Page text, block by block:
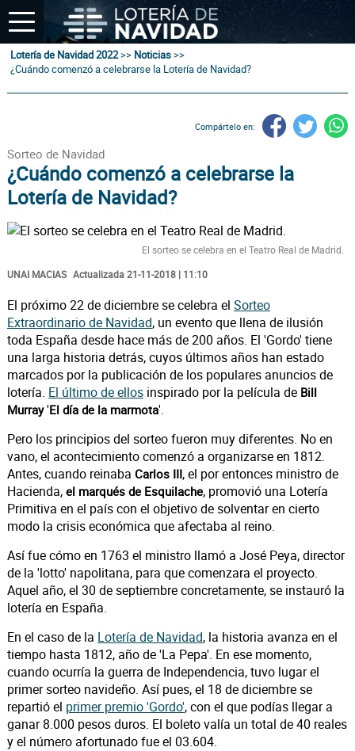
Lotería de Navidad 2022>> Noticias>>
¿Cuándo comenzó a celebrarse la Lotería de Navidad?
Compártelo en:
Sorteo de Navidad
¿Cuándo comenzó a celebrarse la
Lotería de Navidad?
El sorteo se celebra en el Teatro Real de Madrid.
UNAI MACIAS Actualizada 21-11-2018 | 11:10
El próximo 22 de diciembre se celebra el Sorteo
Extraordinario de Navidad, un evento que llena de ilusión
toda España desde hace más de 200 años. El 'Gordo' tiene
una larga historia detrás, cuyos últimos años han estado
marcados por la publicación de los populares anuncios de
lotería. El último de ellosinspirado por la película de Bill
Murray'El día de la marmota'.
Pero los principios del sorteo fueron muy diferentes. No en
vano, el acontecimiento comenzó a organizarse en 1812.
Antes, cuando reinaba Carlos III, el por entonces ministro de
Hacienda, el marqués de Esquilache, promovió una Lotería
Primitiva en el país con el objetivo de solventar en cierto
modo la crisis económica que afectaba al reino.
Así fue cómo en 1763 el ministro llamó a José Peya, director
de la 'lotto' napolitana, para que comenzara el proyecto.
Aquel año, el 30 de septiembre concretamente, se instauró la
lotería en España.
En el caso de la Lotería de Navidad, la historia avanza en el
tiempo hasta 1812, año de 'La Pepa'. En ese momento,
cuando ocurría la guerra de Independencia, tuvo lugar el
primer sorteo navideño. Así pues, el 18 de diciembre se
repartió el primer premio 'Gordo', con el que podías llegar a
ganar 8.000 pesos duros. El boleto valía un total de 40 reales
y el número afortunado fue el 03.604.